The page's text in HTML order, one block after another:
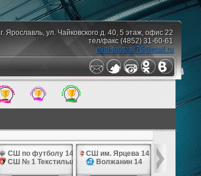
г. Ярославль, ул. Чайковского д. 40, 5 этаж, офис 22
тел/факс (4852) 31-60-61
mini-football76@mail.ru
СШ по футболу 14
СШ № 1 Текстильщик 14
СШ им. Ярцева 14
Волжанин 14